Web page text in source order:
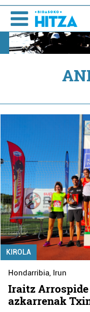
KIROLA
Hondarribia, Irun
Iraitz
azkarrenak